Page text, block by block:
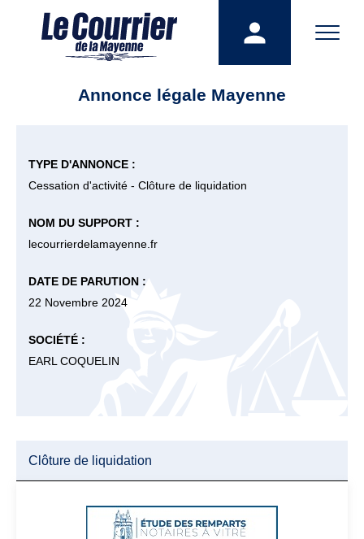
Annonce légale Mayenne
TYPE D'ANNONCE :
Cessation d'activité - Clôture de liquidation
NOM DU SUPPORT :
lecourrierdelamayenne.fr
DATE DE PARUTION :
22 Novembre 2024
SOCIÉTÉ :
EARL COQUELIN
Clôture de liquidation